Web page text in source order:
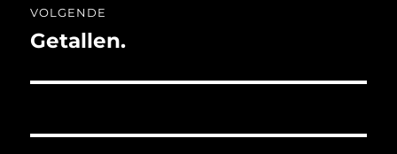
VOLGENDE
Volgend
Getallen.